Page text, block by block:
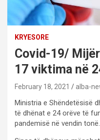
KRYESORE
Covid-19/
17 viktima në
February 18, 2021 alba-
Ministria e Shëndetësisë
të dhënat e 24 orëve të
pandemisë në vendin tonë.